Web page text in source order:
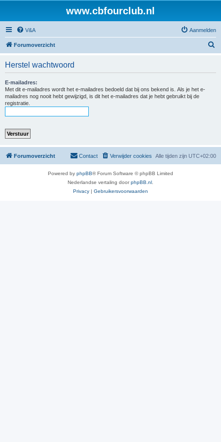
www.cbfourclub.nl
V&A Aanmelden
Forumoverzicht
Herstel wachtwoord
E-mailadres:
Met dit e-mailadres wordt het e-mailadres bedoeld dat bij ons bekend is. Als je het e-
mailadres nog nooit hebt gewijzigd, is dit het e-mailadres dat je hebt gebruikt bij de
registratie.
Forumoverzicht Alle tijden zijn UTC+02:00
Verwijder cookies
Contact
Powered by phpBB® Forum Software © phpBB Limited
Nederlandse vertaling doorphpBB.nl
Privacy | Gebruikersvoorwaarden